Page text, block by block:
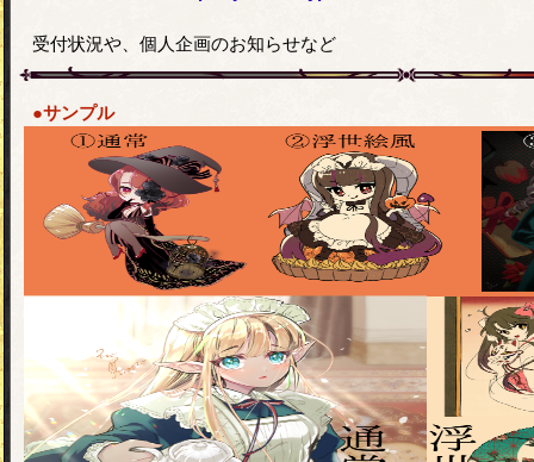
受付状況や、個人企画のお知らせなど
●サンプル